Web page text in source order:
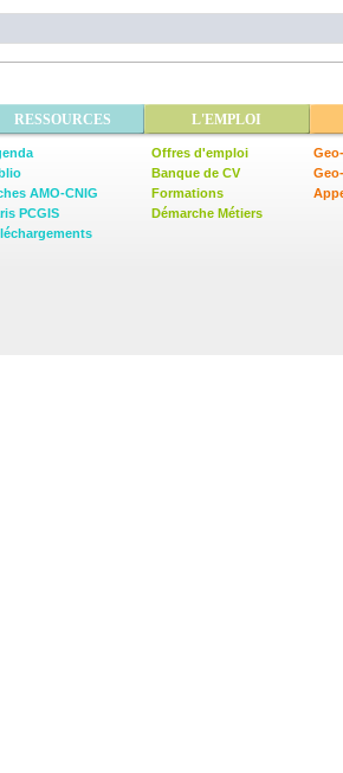
RESSOURCES L'EMPLOI
AMO-CNIG
PCGIS
Offres d'emploi
Banque de CV
Formations
Démarche Métiers